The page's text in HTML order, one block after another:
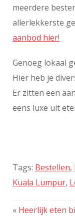
meerdere
allerlekkerste
aanbod hier!
Genoeg lokaal
Hier heb je
Er zitten een
eens luxe uit
Tags: Bestellen,
Kuala Lumpur,
« Heerlijk eten